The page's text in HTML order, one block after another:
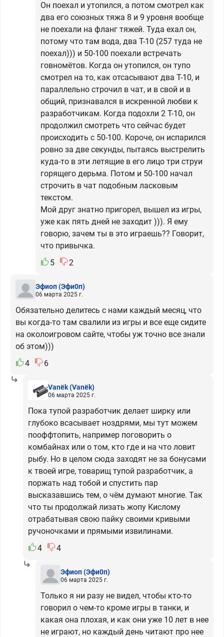
Он поехал и утопился, а потом смотрел как
два его союзных тяжа 8 и 9 уровня вообще
не поехали на фланг тяжей. Туда ехал он,
потому что там вода, два Т-10 (257 туда не
поехал))) и 50-100 поехали встречать
говномётов. Когда он утопился, он тупо
смотрел на то, как отсасывают два Т-10, и
параллельно строчил в чат, и в свой и в
общий, признавался в искренной любви к
разработчикам. Когда подохли 2 Т-10, он
продолжил смотреть что сейчас будет
происходить с 50-100. Короче, он испарился
ровно за две секунды, пытаясь выстрелить
куда-то в эти летящие в его лицо три струи
горящего дерьма. Потом и 50-100 начал
строчить в чат подобным ласковым
текстом.
Мой друг знатно пригорел, вышел из игры,
уже как пять дней не заходит ))). Я ему
говорю, зачем ты в это играешь?? Говорит,
что привычка.
5
2
Эфиоп(Эфи0п)
06 марта 2025 г.
Обязательно делитесь с нами каждый месяц, что
вы когда-то там свалили из игры и все еще сидите
на околоигровом сайте, чтобы уж точно все знали
об этом)))
4
6
Vanёk(Vanёk)
06 марта 2025 г.
Пока тупой разработчик делает ширку или
глубоко всасывает ноздрями, мы тут можем
пооффтопить, например поговорить о
комбайнах или о том, кто где и на что ловит
рыбу. Но в целом сюда заходят не за бонусами
к твоей игре, товарищ тупой разработчик, а
поржать над тобой и спустить пар
высказавшись тем, о чём думают многие. Так
что ты продолжай лизать жопу Кислому
отрабатывая свою пайку своими кривыми
ручоночками и прямыми извилинами.
4
4
Эфиоп(Эфи0п)
06 марта 2025 г.
Только я ни разу не видел, чтобы кто-то
говорил о чем-то кроме игры в танки, и
какая она плохая, и как они уже 10 лет в нее
не играют, но каждый день читают про нее